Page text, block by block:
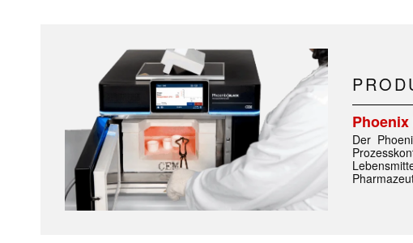
Mit dem
Mail
(erforderlich)
Der